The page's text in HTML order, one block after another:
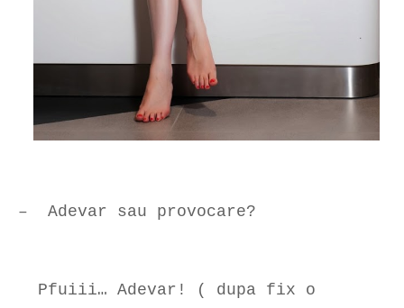
– Adevar sau provocare?
Pfuiii… Adevar! ( dupa fix o